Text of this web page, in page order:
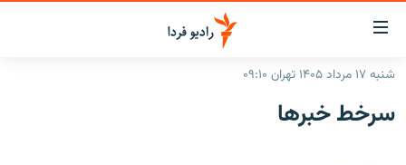
لینک‌های
قابلیت
دسترسی
بازگشت
ایران
شنبه ۱۷ مرداد ۱۴۰۵ تهران ۰۹:۱۰
سرخط‌ خبرها